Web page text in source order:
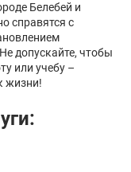
Белебей и
справятся с
допускайте, чтобы
или учебу –
жизни!